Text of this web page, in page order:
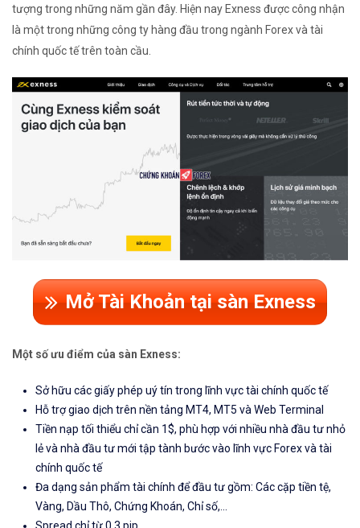
tượng trong những năm gần đây. Hiện nay Exness được công nhận
là một trong những công ty hàng đầu trong ngành Forex và tài
chính quốc tế trên toàn cầu.
Mở Tài Khoản tại sàn Exness
Một số ưu điểm của sàn Exness:
Sở hữu các giấy phép uý tín trong lĩnh vực tài chính quốc tế
Hỗ trợ giao dịch trên nền tảng MT4, MT5 và Web Terminal
Tiền nạp tối thiểu chỉ cần 1$, phù hợp với nhiều nhà đầu tư nhỏ
lẻ và nhà đầu tư mới tập tành bước vào lĩnh vực Forex và tài
chính quốc tế
Đa dạng sản phẩm tài chính để đầu tư gồm: Các cặp tiền tệ,
Vàng, Dầu Thô, Chứng Khoán, Chỉ số,...